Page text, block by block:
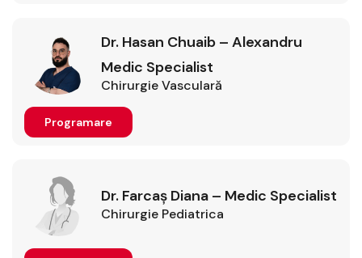
Dr. Hasan Chuaib – Alexandru
Medic Specialist
Chirurgie Vasculară
Programare
Dr. Farcaș Diana – Medic Specialist
Chirurgie Pediatrica